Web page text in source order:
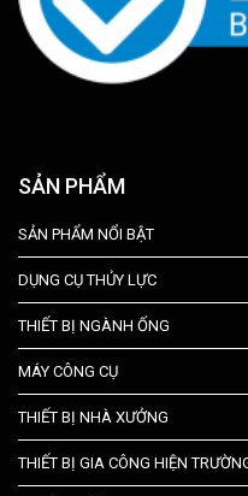
SẢN PHẨM
SẢN PHẨM NỔI BẬT
DỤNG CỤ THỦY LỰC
THIẾT BỊ NGÀNH ỐNG
MÁY CÔNG CỤ
THIẾT BỊ NHÀ XƯỞNG
THIẾT BỊ GIA CÔNG HIỆN